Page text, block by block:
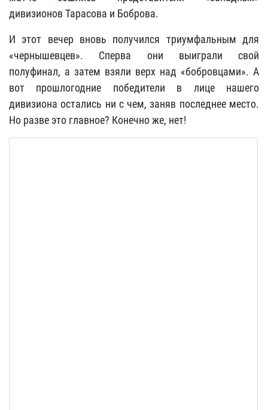
дивизионов Тарасова и Боброва.
И этот вечер вновь получился триумфальным для
«чернышевцев». Сперва они выиграли свой
полуфинал, а затем взяли верх над «бобровцами». А
вот прошлогодние победители в лице нашего
дивизиона остались ни с чем, заняв последнее место.
Но разве это главное? Конечно же, нет!